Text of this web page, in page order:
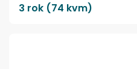
3 rok (74 kvm)